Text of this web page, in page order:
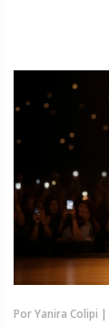
PorYanira Colipi |